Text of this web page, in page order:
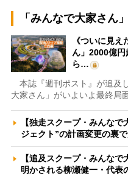
「みんなで大家さん
《ついに見
ん」2000億円
ら…
本誌『週刊ポスト』が追及
大家さん」がいよいよ最終局
【独走スクープ・みんな
ジェクト”の計画変更の裏
【追及スクープ・みんな
明かされる柳瀬健一・代表